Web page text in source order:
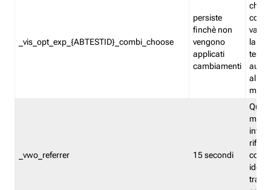
_vis_opt_exp_{ABTESTID}_combi_choose
persiste
finchè non
vengono
applicati
cambiamenti
che
la
test.
_vwo_referrer 15 secondi